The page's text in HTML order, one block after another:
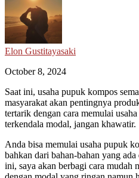
Elon Gustitayasaki
October 8, 2024
Saat ini, usaha pupuk kompos
masyarakat akan pentingnya
tertarik dengan cara memulai
terkendala modal, jangan khawatir.
Anda bisa memulai usaha pupuk
bahkan dari bahan-bahan yang
ini, saya akan berbagi cara mudah